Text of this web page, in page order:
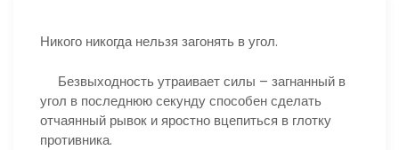
Никого никогда нельзя загонять в угол.
Безвыходность утраивает силы – загнанный в
угол в последнюю секунду способен сделать
отчаянный рывок и яростно вцепиться в глотку
противника.